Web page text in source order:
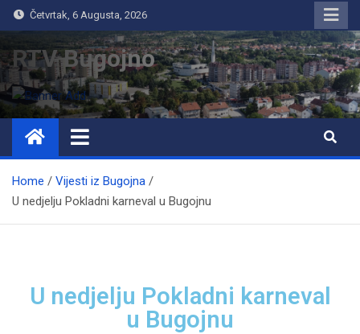
Četvrtak, 6 Augusta, 2026
RTV Bugojno
Home
Vijesti iz Bugojna
U nedjelju Pokladni karneval u Bugojnu
U nedjelju Pokladni karneval
u Bugojnu